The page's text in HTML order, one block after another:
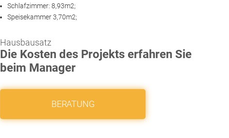
Schlafzimmer: 8,93m2;
Speisekammer 3,70m2;
Hausbausatz
Die Kosten des Projekts erfahren Sie
beim Manager
BERATUNG